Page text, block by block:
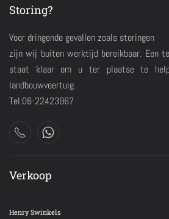
Storing?
Voor dringende gevallen zoals storingen
zijn wij buiten werktijd bereikbaar. Een
staat klaar om u ter plaatse te
landbouwvoertuig.
Tel:06-22423967
Verkoop
Henry Swinkels